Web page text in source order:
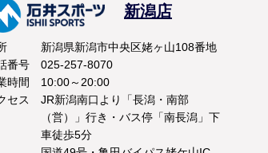
新潟店
新潟県新潟市中央区姥ヶ山108番地
番号
025-257-8070
時間
10:00～20:00
セス
JR新潟南口より「長潟・南部
（営）」行き・バス停「南長潟」下
車徒歩5分